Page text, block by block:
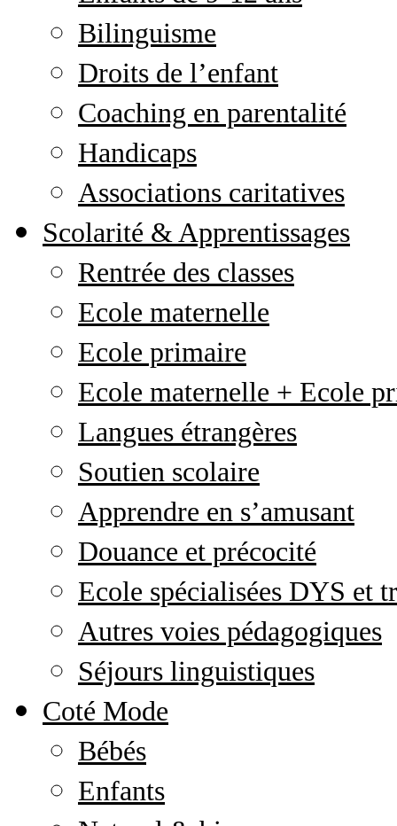
Bilinguisme
Droits de l’enfant
Coaching en parentalité
Handicaps
Associations caritatives
Scolarité & Apprentissages
Rentrée des classes
Ecole maternelle
Ecole primaire
Ecole maternelle + Ecole
Langues étrangères
Soutien scolaire
Apprendre en s’amusant
Douance et précocité
Ecole spécialisées DYS et
Autres voies pédagogiques
Séjours linguistiques
Coté Mode
Bébés
Enfants